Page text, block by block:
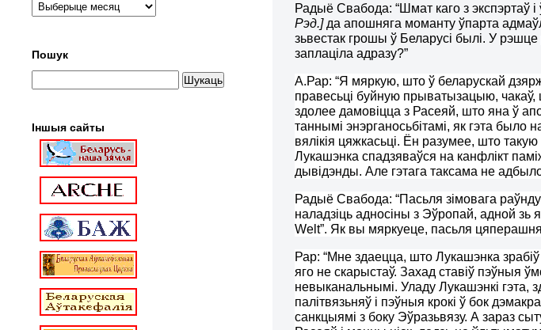
Радыё Свабода: “Шмат каго з экспэртаў і
Рэд.]да апошняга моманту ўпарта
зьвестак грошы ў Беларусі былі.У рэшце
заплаціла адразу?”
А.Рар: “Я мяркую, што ў беларускай
правесьці буйную прыватызацыю, чакаў,
здолее дамовіцца з Расеяй, што яна ў
таннымі энэрганосьбітамі, як гэта
вялікія цяжкасьці. Ён разумее, што
Лукашэнка спадзяваўся на канфлікт
дывідэнды. Але гэтага таксама не
Радыё Свабода: “Пасьля зімовага
наладзіць адносіны з Эўропай, адной зь
Welt”. Як вы мяркуеце, пасьля
Рар: “Мне здаецца, што Лукашэнка
яго не скарыстаў. Захад ставіў пэўныя
невыканальнымі. Уладу Лукашэнкі гэта,
палітвязьняў і пэўныя крокі ў бок
санкцыямі з боку Эўразьвязу. А зараз
Пошук
Іншыя сайты